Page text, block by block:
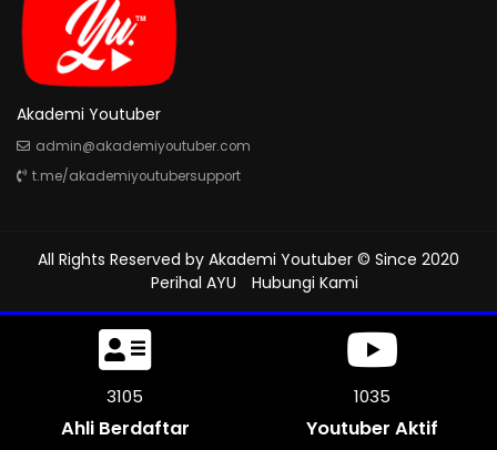
Akademi Youtuber
admin@akademiyoutuber.com
t.me/akademiyoutubersupport
All Rights Reserved by Akademi Youtuber © Since 2020
Perihal AYU
Hubungi Kami
3594
Ahli Berdaftar
1198
Youtuber Aktif